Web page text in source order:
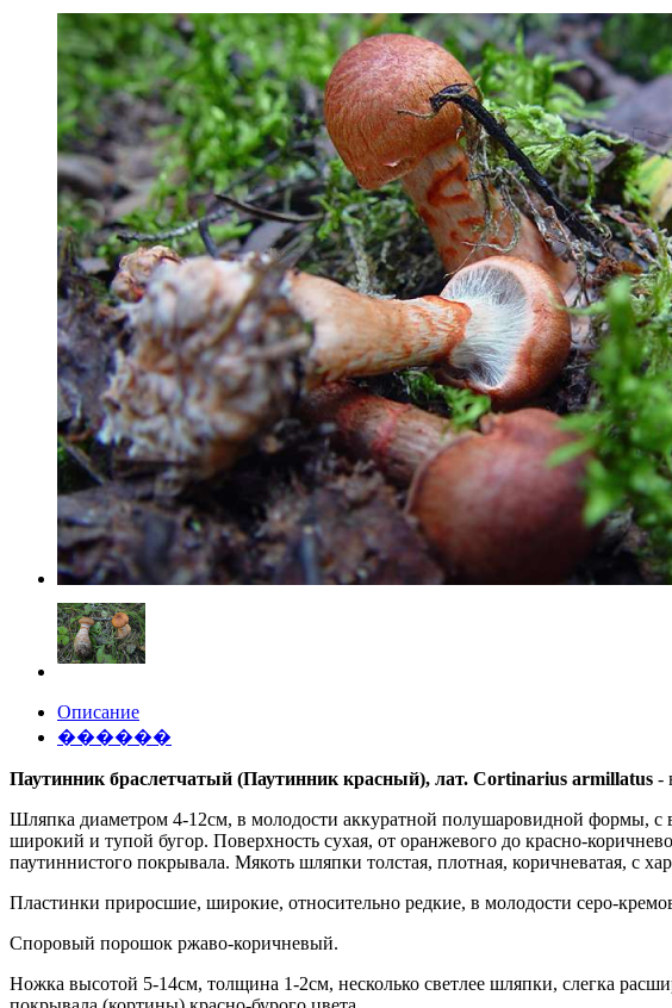
Описание
������
Паутинник браслетчатый (Паутинник красный), лат. Cortinarius armillatus -
Шляпка диаметром 4-12см, в молодости аккуратной полушаровидной формы, с
широкий и тупой бугор. Поверхность сухая, от оранжевого до красно-
паутиннистого покрывала. Мякоть шляпки толстая, плотная, коричневатая, с
Пластинки приросшие, широкие, относительно редкие, в молодости серо-
Споровый порошок ржаво-коричневый.
Ножка высотой 5-14см, толщина 1-2см, несколько светлее шляпки, слегка